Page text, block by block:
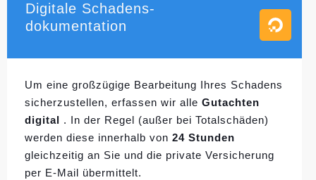
Digitale Schadens-
dokumentation
Um eine großzügige Bearbeitung Ihres Schadens
sicherzustellen, erfassen wir alle Gutachten
digital . In der Regel (außer bei Totalschäden)
werden diese innerhalb von 24 Stunden
gleichzeitig an Sie und die private Versicherung
per E-Mail übermittelt.